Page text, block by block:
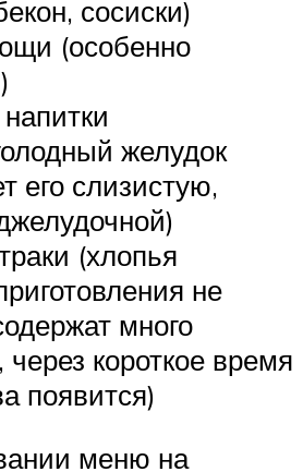
сосиски)
(особенно
желудок
его слизистую,
(хлопья
не
много
через короткое время
появится)
меню на